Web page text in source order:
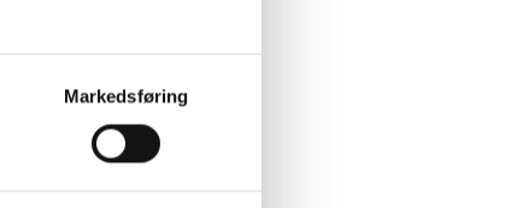
Markedsføring